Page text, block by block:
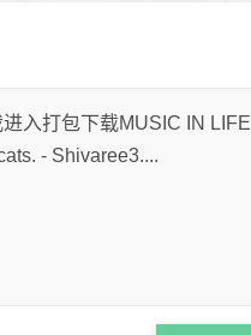
入打包下载MUSIC IN LIFE
- Shivaree3....